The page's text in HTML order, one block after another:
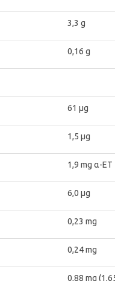
3,3 g
0,16 g
61 μg
1,5 μg
1,9 mg α-ET
6,0 μg
0,23 mg
0,24 mg
0,88 mg